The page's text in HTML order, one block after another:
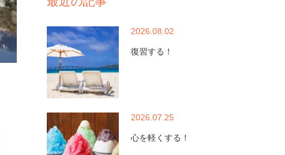
2026.08.02
復習する！
2026.07.25
心を軽くする！